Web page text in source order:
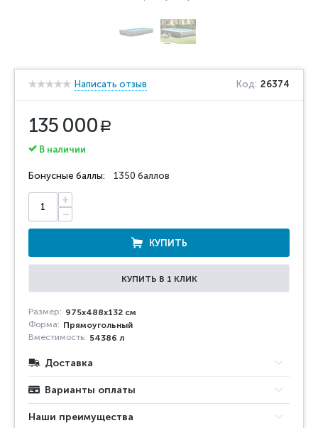
Написать отзыв Код: 26374
135 000 Р
В наличии
Бонусные баллы: 1350 баллов
+
−
КУПИТЬ
КУПИТЬ В 1 КЛИК
Размер: 975x488x132 см
Форма: Прямоугольный
Вместимость: 54386 л
Доставка
Варианты оплаты
Наши преимущества